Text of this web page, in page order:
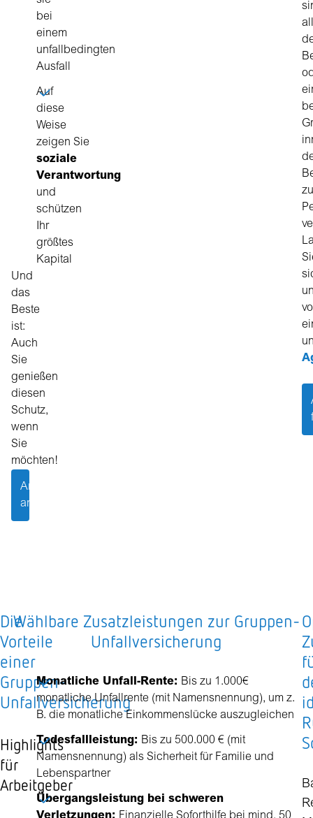
bei
einem
unfallbedingten
Ausfall
Auf
diese
Weise
zeigen Sie
soziale
Verantwortung
und
schützen
Ihr
größtes
Kapital
Und
das
Beste
ist:
Auch
Sie
genießen
diesen
Schutz,
wenn
Sie
möchten!
Angebot
anfragen
Die
Vorteile
einer
Gruppen-
Unfallversicherung
Highlights
für
Arbeitgeber
Wählbare Zusatzleistungen zur Gruppen-
Unfallversicherung
Monatliche Unfall-Rente: Bis zu 1.000€
monatliche Unfallrente (mit Namensnennung), um z.
B. die monatliche Einkommenslücke auszugleichen
Todesfallleistung: Bis zu 500.000 € (mit
Namensnennung) als Sicherheit für Familie und
Lebenspartner
Übergangsleistung bei schweren